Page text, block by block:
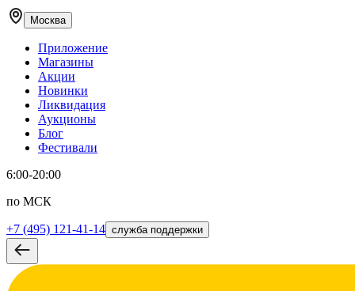
Москва
Приложение
Магазины
Акции
Новинки
Ликвидация
Аукционы
Блог
Фестивали
6:00-20:00
по МСК
+7 (495) 121-41-14 служба поддержки